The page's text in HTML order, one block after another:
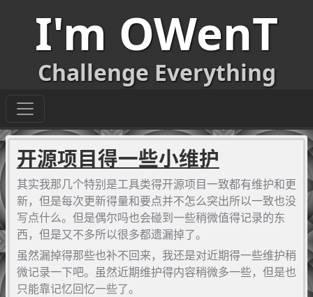
I'm OWenT
Challenge Everything
开源项目得一些小维护
其实我那几个特别是工具类得开源项目一致都有维护和更
新，但是每次更新得量和要点并不怎么突出所以一致也没
写点什么。但是偶尔吗也会碰到一些稍微值得记录的东
西，但是又不多所以很多都遗漏掉了。
虽然漏掉得那些也补不回来，我还是对近期得一些维护稍
微记录一下吧。虽然近期维护得内容稍微多一些，但是也
只能靠记忆回忆一些了。